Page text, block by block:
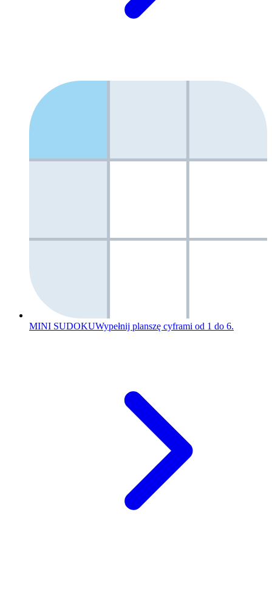
MINI SUDOKUWypełnij planszę cyframi od 1 do 6.